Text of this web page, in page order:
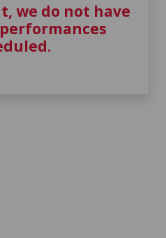
we do not have